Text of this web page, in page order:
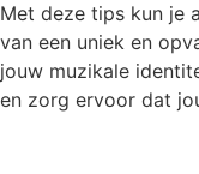
Met deze tips kun je
van een uniek en
jouw muzikale
en zorg ervoor dat